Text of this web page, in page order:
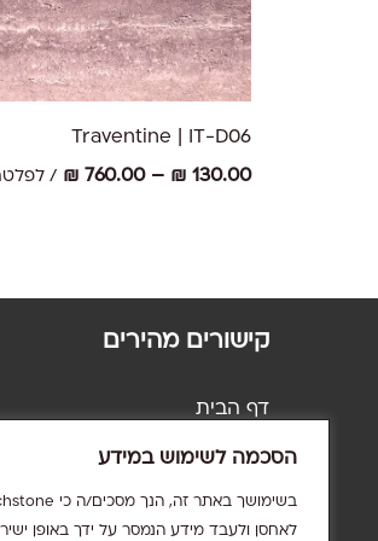
הסכמה לשימוש במידע
לאחסן ולעבד מידע הנמסר על ידך באופן ישיר
בחר אפשרויות
למוצר
זה
מספר
סוגים.
בעמוד
המוצר
Traventine | IT-D06
₪ 130.00
–
₪ 760.00
טווח
/
קישורים מהירים
דף הבית
קטלוג